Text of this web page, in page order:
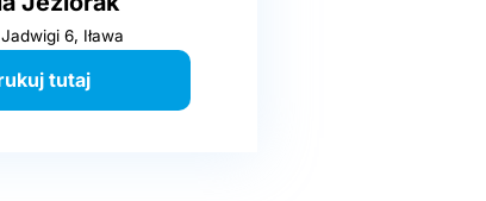
6, Iława
tutaj